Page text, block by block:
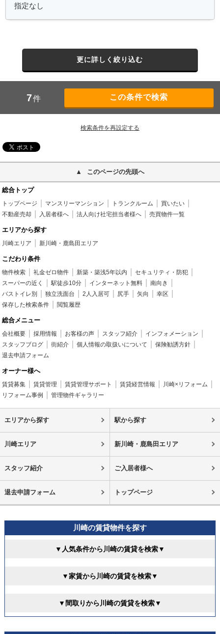
更に詳しく絞り込む
7件
検索条件を再設定する
このページの先頭へ
総合トップ
トップページ マンスリーマンション トランクルーム
買いたい
不動産売却
入居者様へ 法人向け社宅担当者様へ 売買物件一覧
エリアから探す
川崎エリア 新川崎・鹿島田エリア
こだわり条件
物件検索 礼金ゼロ物件 新築・築浅5年以内
セキュリティ・防犯
スーパーの近く
駅徒歩10分 インターネット無料
南向き
バストイレ別
独立洗面台 2人入居可 尻手 矢向
幸区
保存した検索条件
閲覧履歴
総合メニュー
会社概要 採用情報 お客様の声 スタッフ紹介
インフォメーション
スタッフブログ
街紹介 個人情報の取扱いについて
保険勧誘方針
退去申請フォーム
オーナー様へ
賃貸募集 賃貸管理 賃貸管理サポート 賃貸経営情報
川崎×リフォーム
リフォーム事例
管理物件ギャラリー
エリアから探す 駅から探す
川崎エリア 新川崎・鹿島田エリア
スタッフ紹介 ご入居者様へ
退去申請フォーム トップページ
川崎の賃貸物件を探す
▼人気条件から川崎の賃貸を検索▼
▼家賃から川崎の賃貸を検索▼
▼間取りから川崎の賃貸を検索▼